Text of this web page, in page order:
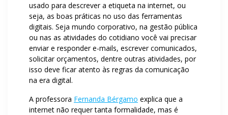
usado para descrever a etiqueta na internet, ou
seja, as boas práticas no uso das ferramentas
digitais. Seja mundo corporativo, na gestão pública
ou nas as atividades do cotidiano você vai precisar
enviar e responder e-mails, escrever comunicados,
solicitar orçamentos, dentre outras atividades, por
isso deve ficar atento às regras da comunicação
na era digital.
A professora Fernanda Bérgamo explica que a
internet não requer tanta formalidade, mas é